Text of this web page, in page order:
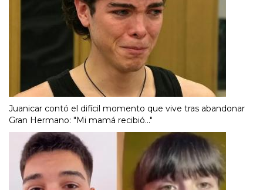
Juanicar contó el difícil momento que vive tras abandonar
Gran Hermano: "Mi mamá recibió..."